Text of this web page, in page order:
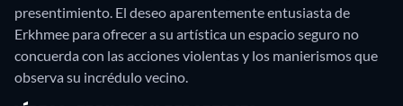
presentimiento. El deseo aparentemente entusiasta de
Erkhmee para ofrecer a su artística un espacio seguro no
concuerda con las acciones violentas y los manierismos que
observa su incrédulo vecino.